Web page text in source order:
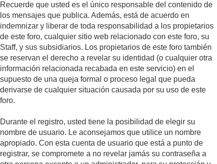
Recuerde que usted es el único responsable del contenido de
los mensajes que publica. Además, está de acuerdo en
indemnizar y liberar de toda responsabilidad a los propietarios
de este foro, cualquier sitio web relacionado con este foro, su
Staff, y sus subsidiarios. Los propietarios de este foro también
se reservan el derecho a revelar su identidad (o cualquier otra
información relacionada recabada en este servicio) en el
supuesto de una queja formal o proceso legal que pueda
derivarse de cualquier situación causada por su uso de este
foro.
Durante el registro, usted tiene la posibilidad de elegir su
nombre de usuario. Le aconsejamos que utilice un nombre
apropiado. Con esta cuenta de usuario que está a punto de
registrar, se compromete a no revelar jamás su contraseña a